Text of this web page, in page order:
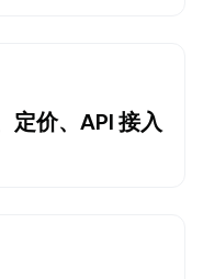
定价、API 接入